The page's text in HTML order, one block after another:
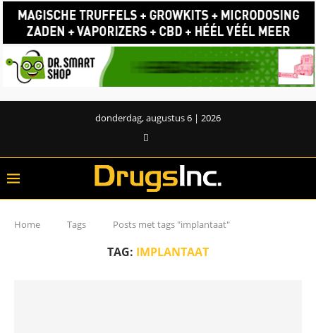
donderdag, augustus 6 | 2026
Home Tags Posts met tags "implantaat"
TAG: IMPLANTAAT